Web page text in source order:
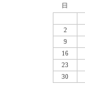
日
2
9
16
23
30